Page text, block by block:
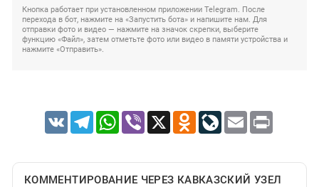
Кнопка работает при установленном приложении Telegram. После
перехода в бот, нажмите на «Запустить бота» и напишите нам. Для
отправки фото и видео — нажмите на значок скрепки, выберите
функцию «Файл», затем отметьте фото или видео в памяти устройства и
нажмите «Отправить».
VK TelegramWhatsApp
Viber X Odnoklassniki
LiveJournal
Email Print
КОММЕНТИРОВАНИЕ ЧЕРЕЗ КАВКАЗСКИЙ УЗЕЛ